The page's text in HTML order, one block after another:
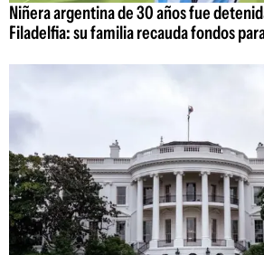
Niñera argentina de 30 años fue
Filadelfia: su familia recauda fondos